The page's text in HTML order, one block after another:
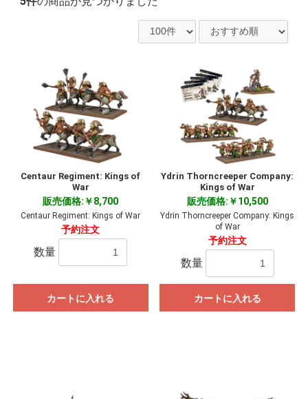
Centaur Regiment: Kings of
War
販売価格:￥8,700
Centaur Regiment: Kings of War
予約注文
数量
カートに入れる
Ydrin Thorncreeper Company:
Kings of War
販売価格:￥10,500
Ydrin Thorncreeper Company: Kings
of War
予約注文
数量
カートに入れる